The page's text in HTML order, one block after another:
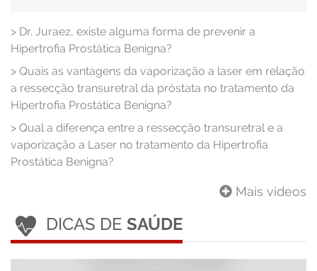
> Dr. Juraez, existe alguma forma de prevenir a
Hipertrofia Prostática Benigna?
> Quais as vantagens da vaporização a laser em relação
a ressecção transuretral da próstata no tratamento da
Hipertrofia Prostática Benigna?
> Qual a diferença entre a ressecção transuretral e a
vaporização a Laser no tratamento da Hipertrofia
Prostática Benigna?
Mais videos
DICAS DE SAÚDE